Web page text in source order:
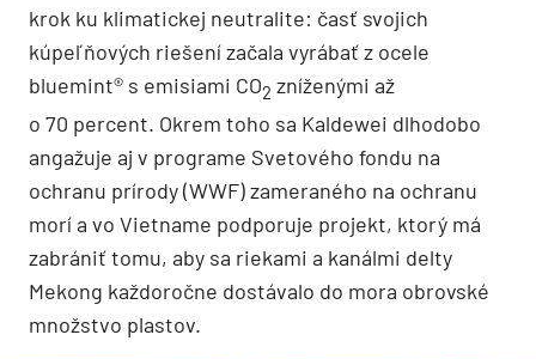
krok ku klimatickej neutralite: časť svojich
kúpeľňových riešení začala vyrábať z ocele
bluemint® s emisiami CO2 zníženými až
o 70 percent. Okrem toho sa Kaldewei dlhodobo
angažuje aj v programe Svetového fondu na
ochranu prírody (WWF) zameraného na ochranu
morí a vo Vietname podporuje projekt, ktorý má
zabrániť tomu, aby sa riekami a kanálmi delty
Mekong každoročne dostávalo do mora obrovské
množstvo plastov.